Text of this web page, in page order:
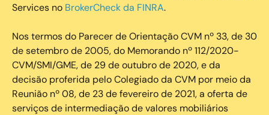
Services no BrokerCheck da FINRA.
Nos termos do Parecer de Orientação CVM nº 33, de 30
de setembro de 2005, do Memorando nº 112/2020-
CVM/SMI/GME, de 29 de outubro de 2020, e da
decisão proferida pelo Colegiado da CVM por meio da
Reunião nº 08, de 23 de fevereiro de 2021, a oferta de
serviços de intermediação de valores mobiliários